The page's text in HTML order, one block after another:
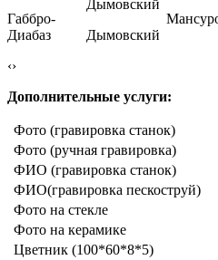
Габбро-
Диабаз
Дымовский
‹›
Дополнительные услуги:
Фото (гравировка станок)
Фото (ручная гравировка)
ФИО (гравировка станок)
ФИО(гравировка пескоструй)
Фото на стекле
Фото на керамике
Цветник (100*60*8*5)